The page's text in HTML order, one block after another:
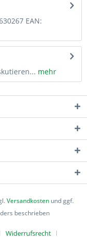
EAN:
mehr
Versandkosten und ggf.
beschrieben
Widerrufsrecht